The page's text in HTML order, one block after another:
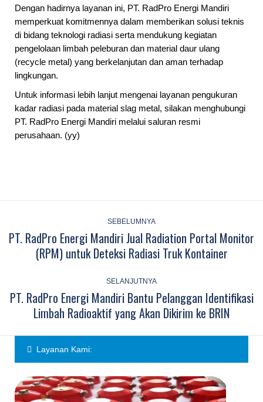
Dengan hadirnya layanan ini, PT. RadPro Energi Mandiri
memperkuat komitmennya dalam memberikan solusi teknis
di bidang teknologi radiasi serta mendukung kegiatan
pengelolaan limbah peleburan dan material daur ulang
(recycle metal) yang berkelanjutan dan aman terhadap
lingkungan.
Untuk informasi lebih lanjut mengenai layanan pengukuran
kadar radiasi pada material slag metal, silakan menghubungi
PT. RadPro Energi Mandiri melalui saluran resmi
perusahaan. (yy)
navigation
SEBELUMNYA
Previous
post:
PT. RadPro Energi Mandiri Jual Radiation Portal Monitor
(RPM) untuk Deteksi Radiasi Truk Kontainer
SELANJUTNYA
Next
post:
PT. RadPro Energi Mandiri Bantu Pelanggan Identifikasi
Limbah Radioaktif yang Akan Dikirim ke BRIN
Layanan Kami: